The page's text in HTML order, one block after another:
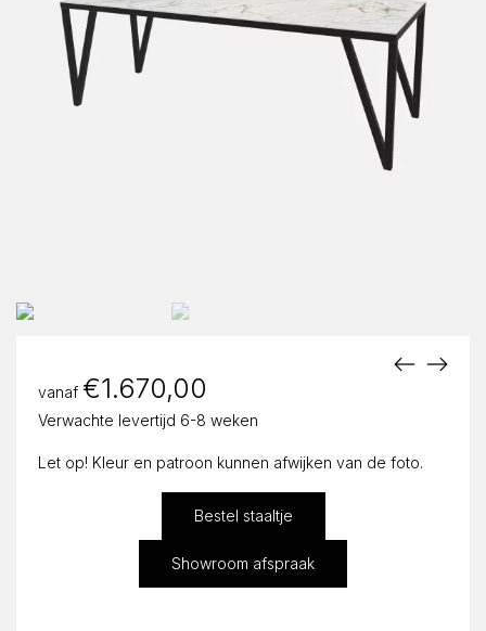
vanaf €1.670,00
Verwachte levertijd 6-8 weken
Let op! Kleur en patroon kunnen afwijken van de foto.
Bestel staaltje
Showroom afspraak